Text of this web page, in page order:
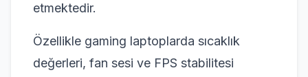
etmektedir.
Özellikle gaming laptoplarda sıcaklık
değerleri, fan sesi ve FPS stabilitesi